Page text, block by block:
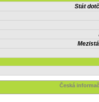
Stát
Česká